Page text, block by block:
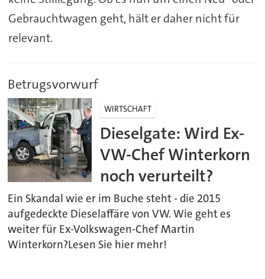
Gebrauchtwagen geht, hält er daher nicht für
relevant.
Betrugsvorwurf
WIRTSCHAFT
Dieselgate: Wird Ex-
VW-Chef Winterkorn
noch verurteilt?
Ein Skandal wie er im Buche steht - die 2015
aufgedeckte Dieselaffäre von VW. Wie geht es
weiter für Ex-Volkswagen-Chef Martin
Winterkorn?Lesen Sie hier mehr!